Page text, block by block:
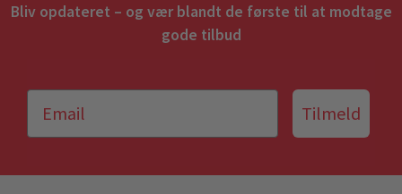
Bliv opdateret – og vær blandt de første til at modtage
gode tilbud
Tilmeld